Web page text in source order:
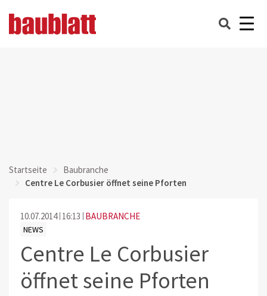
Startseite
Baubranche
Centre Le Corbusier öffnet seine Pforten
10.07.2014 16:13 BAUBRANCHE
NEWS
Centre Le Corbusier
öffnet seine Pforten